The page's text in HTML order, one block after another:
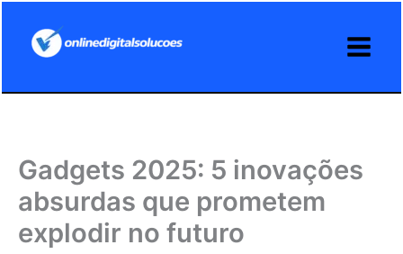
Gadgets 2025: 5 inovações
absurdas que prometem
explodir no futuro